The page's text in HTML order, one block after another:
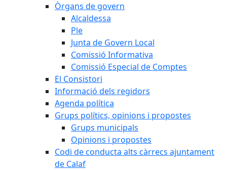
Òrgans de govern
Alcaldessa
Ple
Junta de Govern Local
Comissió Informativa
Comissió Especial de Comptes
El Consistori
Informació dels regidors
Agenda política
Grups polítics, opinions i propostes
Grups municipals
Opinions i propostes
Codi de conducta alts càrrecs ajuntament
de Calaf